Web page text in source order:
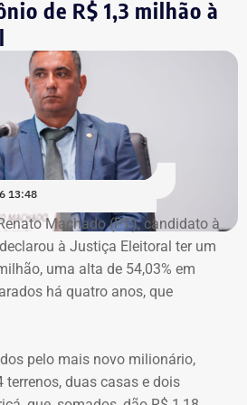
ele foi eleito deputado e
ano, seguir para um segundo
de R$ 1,3 milhão à
13:48
Machado (PT), candidato à
à Justiça Eleitoral ter um
uma alta de 54,03% em
há quatro anos, que
pelo mais novo milionário,
duas casas e dois